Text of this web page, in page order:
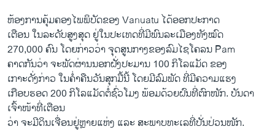
ພາສາຕ່າງໆ
ຫ້ອງການ​ຄຸ້ມຄອງໄພພິບັດ​ຂອງ Vanuatu ​ໄດ້​ອອກປະກາດ
​ເຕືອນ ໃນລະດັບ​ສູງສຸດ​ ຢູ່ໃນ​ປະ​ເທດ​ທີ່​ມີ​ພົນລະ​ເມືອງທັງໝົດ
270,000 ຄົນ ​ໂດຍ​ກ່າວວ່າ ຈຸດ​ສູນ​ກາງຂອງ​ລົມໄຊ​ໂຄລນ Pam
ຄາດ​ກັນ​ວ່າ ຈະ​ພັດຜ່ານ​ນອກ​ຝັ່ງ​ປະມານ 100 ກິ​ໂລ​ແມັດ ຂອງ
ເກາະດັ່ງກ່າວ ​ໃນຄ່ຳ​ຄືນ​ວັນ​ສຸກ​ມື້​ນີ້ ​ໂດຍ​ມີ​ລົມ​ພັດ ທີ່ມີ​ຄວາມ​ແຮງ
ເກືອບ​ຮອດ 200 ກິ​ໂລ​ແມັດ​ຕໍ່​ຊົ່ວ​ໂມງ ​ພ້ອມ​ດ້ວຍ​ຝົນ​ທີ່​ຕົກ​ໜັກ. ບັນດາ​
ເຈົ້າໜ້າ​ທີ່​ເຕືອນ
ວ່າ ຈະ​ມີ​ດິນ​ເຈື່ອນຢູ່ຫຼາຍ​ແຫ່ງ ​ແລະ ສະພາບທະ​ເ​ລທີ່ປັ່ນ​ປ່ວນ​ໜັກ.